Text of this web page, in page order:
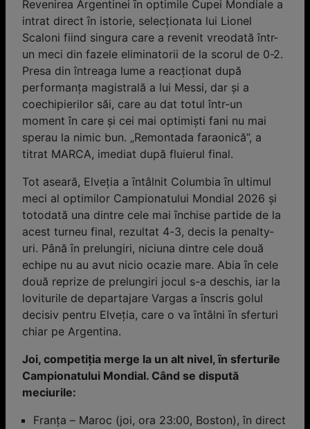
Revenirea Argentinei ȋn optimile Cupei Mondiale a
intrat direct ȋn istorie, selecţionata lui Lionel
Scaloni fiind singura care a revenit vreodată într-
un meci din fazele eliminatorii de la scorul de 0-2.
Presa din întreaga lume a reacționat după
performanța magistrală a lui Messi, dar și a
coechipierilor săi, care au dat totul într-un
moment în care și cei mai optimiști fani nu mai
sperau la nimic bun. „Remontada faraonică”, a
titrat MARCA, imediat după fluierul final.
Tot aseară, Elveţia a ȋntâlnit Columbia ȋn ultimul
meci al optimilor Campionatului Mondial 2026 și
totodată una dintre cele mai ȋnchise partide de la
acest turneu final, rezultat 4-3, decis la penalty-
uri. Până ȋn prelungiri, niciuna dintre cele două
echipe nu au avut nicio ocazie mare. Abia ȋn cele
două reprize de prelungiri jocul s-a deschis, iar la
loviturile de departajare Vargas a ȋnscris golul
decisiv pentru Elveţia, care o va ȋntâlni ȋn sferturi
chiar pe Argentina.
Joi, competiţia merge la un alt nivel, ȋn sferturile
Campionatului Mondial. Când se dispută
meciurile:
Franţa – Maroc (joi, ora 23:00, Boston), în direct